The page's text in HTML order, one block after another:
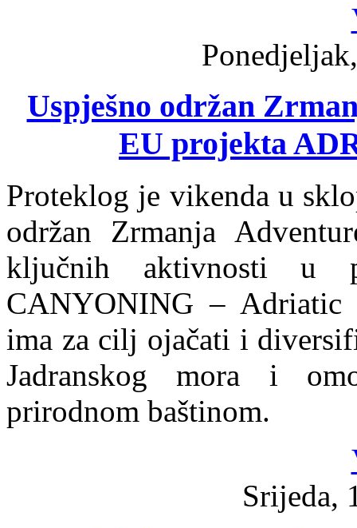
Uspješno održan
EU projekta
Proteklog je vikenda u
održan Zrmanja
ključnih aktivnosti u
CANYONING – Adriatic
ima za cilj ojačati i
Jadranskog mora i
prirodnom baštinom.
Srijeda,